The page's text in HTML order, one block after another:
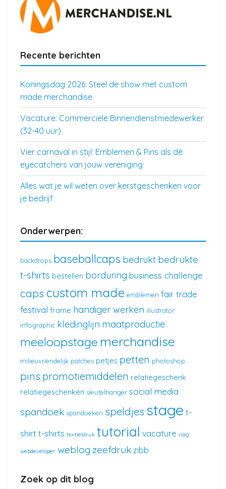
Recente berichten
Koningsdag 2026: Steel de show met custom
made merchandise
Vacature: Commerciële Binnendienstmedewerker
(32-40 uur)
Vier carnaval in stijl: Emblemen & Pins als dé
eyecatchers van jouw vereniging
Alles wat je wil weten over kerstgeschenken voor
je bedrijf
Onderwerpen:
backdrops baseballcaps bedrukt bedrukte
t-shirts bestellen borduring business challenge
caps custom made emblemen fair trade
festival frame handiger werken illustrator
infographic kledinglijn maatproductie
meeloopstage merchandise
milieuvriendelijk patches petjes petten photoshop
pins promotiemiddelen relatiegeschenk
relatiegeschenken sleutelhanger social media
spandoek spandoeken speldjes stage t-
shirt t-shirts textieldruk tutorial vacature vlag
webdeveloper weblog zeefdruk zibb
Zoek op dit blog